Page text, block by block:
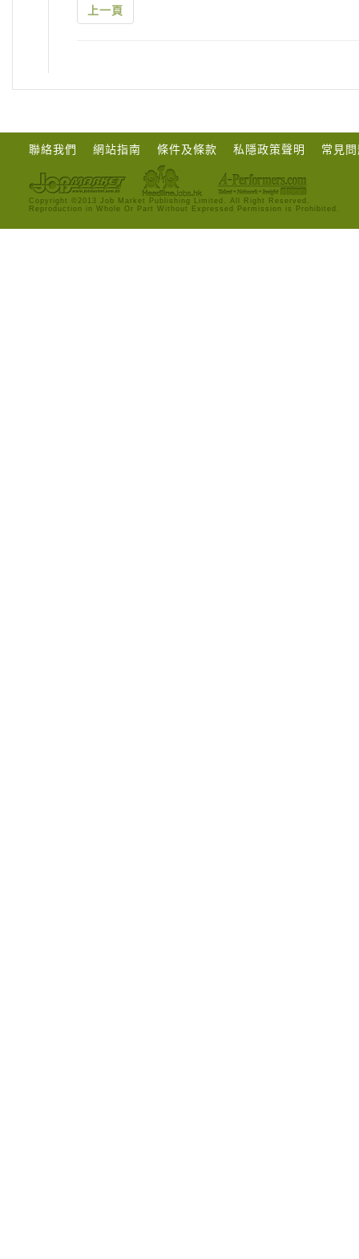
上一頁
聯絡我們 網站指南 條件及條款 私隱政策聲明 常見
Copyright ©2013 Job Market Publishing Limited. All Right Reserved.
Reproduction in Whole Or Part Without Expressed Permission is Prohibited.